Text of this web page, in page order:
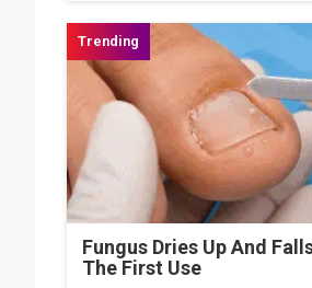
Fungus Dries Up And
The First Use